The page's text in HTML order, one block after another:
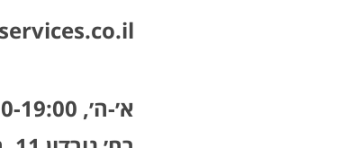
א׳-ה׳, 8:00-19:00